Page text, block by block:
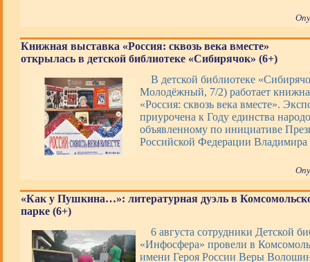
Книжная выставка «Россия: сквозь века вместе»
открылась в детской библиотеке «Сибирячок» (6+)
В детской библиотеке
Молодёжный, 7/2) работает
«Россия: сквозь века вместе».
приурочена к Году единства
объявленному по инициативе
Российской Федерации
«Как у Пушкина…»: литературная дуэль в
парке (6+)
6 августа сотрудники Детской
«Инфосфера» провели в
имени Героя России Веры